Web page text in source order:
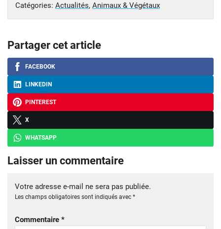
Catégories: Actualités, Animaux & Végétaux
Partager cet article
FACEBOOK
LINKEDIN
PINTEREST
X
WHATSAPP
Laisser un commentaire
Votre adresse e-mail ne sera pas publiée.
Les champs obligatoires sont indiqués avec *
Commentaire *